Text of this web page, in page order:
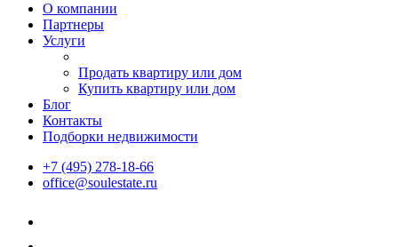
О компании
Партнеры
Услуги
Продать квартиру или дом
Купить квартиру или дом
Блог
Контакты
Подборки недвижимости
+7 (495) 278-18-66
office@soulestate.ru